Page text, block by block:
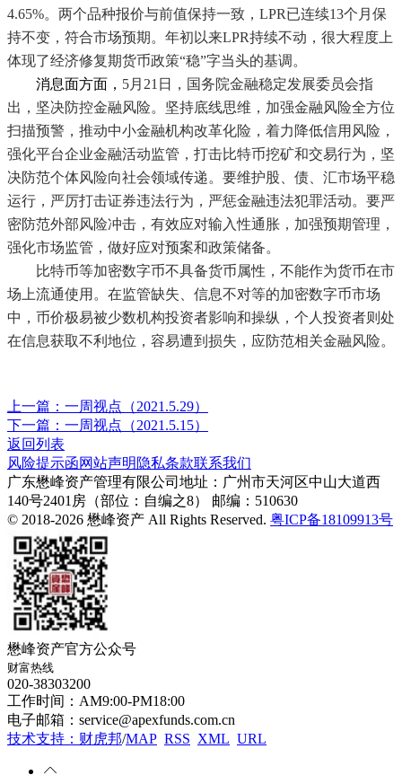
4.65%。两个品种报价与前值保持一致，LPR已连续13个月保
持不变，符合市场预期。年初以来LPR持续不动，很大程度上
体现了经济修复期货币政策“稳”字当头的基调。
消息面方面， 5月21日，国务院金融稳定发展委员会指
出，坚决防控金融风险。坚持底线思维，加强金融风险全方位
扫描预警，推动中小金融机构改革化险，着力降低信用风险，
强化平台企业金融活动监管，打击比特币挖矿和交易行为，坚
决防范个体风险向社会领域传递。要维护股、债、汇市场平稳
运行，严厉打击证券违法行为，严惩金融违法犯罪活动。要严
密防范外部风险冲击，有效应对输入性通胀，加强预期管理，
强化市场监管，做好应对预案和政策储备。
比特币等加密数字币不具备货币属性，不能作为货币在市
场上流通使用。在监管缺失、信息不对等的加密数字币市场
中，币价极易被少数机构投资者影响和操纵，个人投资者则处
在信息获取不利地位，容易遭到损失，应防范相关金融风险。
上一篇：一周视点（2021.5.29）
下一篇：一周视点（2021.5.15）
返回列表
风险提示函网站声明 隐私条款联系我们
广东懋峰资产管理有限公司 地址：广州市天河区中山大道西
140号2401房（部位：自编之8）
邮编：510630
© 2018-2026 懋峰资产 All Rights Reserved. 粤ICP备18109913号
懋峰资产官方公众号
财富热线
020-38303200
工作时间：AM9:00-PM18:00
电子邮箱：service@apexfunds.com.cn
技术支持：财虎邦/MAP RSS XML URL